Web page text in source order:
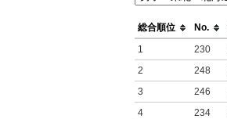
総合順位 No.
1
230
2
248
3
246
4
234